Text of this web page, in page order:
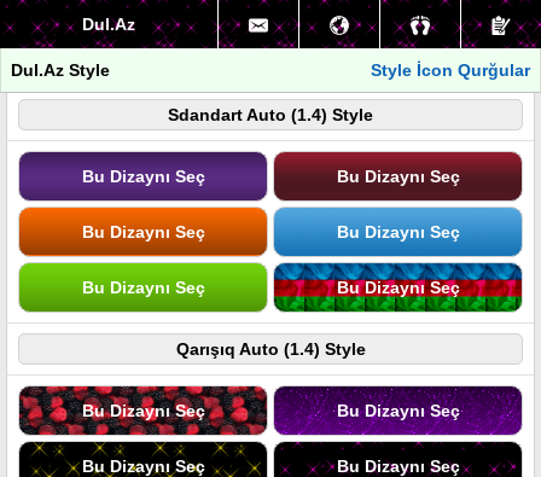
Dul.Az
Dul.Az Style Style İcon Qurğular
Sdandart Auto (1.4) Style
Bu Dizaynı Seç Bu Dizaynı Seç
Bu Dizaynı Seç Bu Dizaynı Seç
Bu Dizaynı Seç Bu Dizaynı Seç
Qarışıq Auto (1.4) Style
Bu Dizaynı Seç Bu Dizaynı Seç
Bu Dizaynı Seç Bu Dizaynı Seç